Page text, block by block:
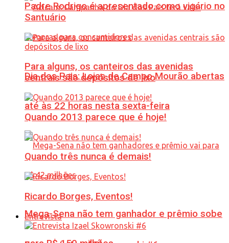
Dia dos Pais: Lojas de Campo Mourão abertas
até às 22 horas nesta sexta-feira
Mega-Sena não tem ganhador e prêmio sobe
Padre Rodrigo é apresentado como vigário no
Santuário
Para alguns, os canteiros das avenidas
centrais são depósitos de lixo
Quando 2013 parece que é hoje!
Quando três nunca é demais!
Ricardo Borges, Eventos!
Entrevista